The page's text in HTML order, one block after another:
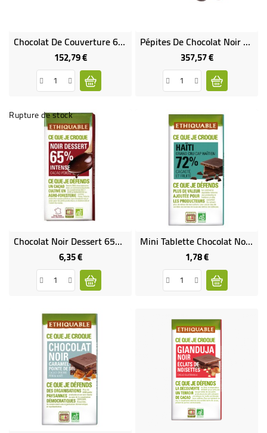
Chocolat De Couverture 65% Bio & Équitable VRAC RHD 5 Kg
152,79 €Prix
Pépites De Chocolat Noir 72% Bio & Équitable VRAC RHD 5 Kg
357,57 €Prix
Rupture de stock
Chocolat Noir Dessert 65% Bio & Équitable
6,35 €Prix
Mini Tablette Chocolat Noir Grand Cru 72% Bio & Équitable
1,78 €Prix